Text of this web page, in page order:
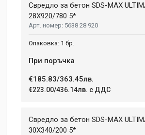
Свредло за бетон SDS-MAX
28X920/780 5*
5638 28 920
1 бр.
При поръчка
€185.83/363.45лв.
€223.00/436.14лв. с ДДС
Свредло за бетон SDS-MAX
30X340/200 5*